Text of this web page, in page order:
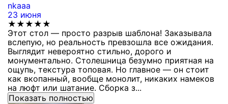
nkaaa
23 июня
★★★★★
Этот стол — просто разрыв шаблона! Заказывала
вслепую, но реальность превзошла все ожидания.
Выглядит невероятно стильно, дорого и
монументально. Столешница безумно приятная на
ощупь, текстура топовая. Но главное — он стоит
как вкопанный, вообще монолит, никаких намеков
на люфт или шатание. Сборка з...
Показать полностью